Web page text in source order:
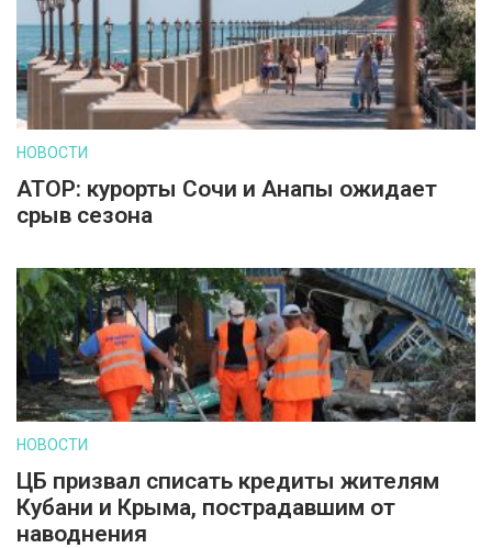
НОВОСТИ
АТОР: курорты Сочи и Анапы ожидает
срыв сезона
НОВОСТИ
ЦБ призвал списать кредиты жителям
Кубани и Крыма, пострадавшим от
наводнения